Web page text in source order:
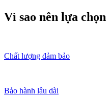
Vì sao nên lựa chọn
Chất lượng đảm bảo
Bảo hành lâu dài